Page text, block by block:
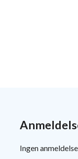
Ingen